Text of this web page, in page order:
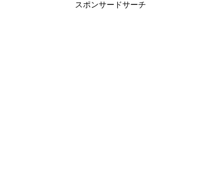
スポンサードサーチ